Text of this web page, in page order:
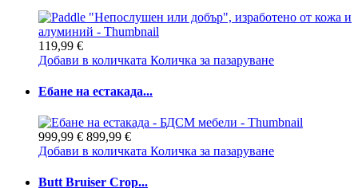
119,99 €
Добави в количката Количка за пазаруване
Ебане на естакада...
999,99 € 899,99 €
Добави в количката Количка за пазаруване
Butt Bruiser Crop...